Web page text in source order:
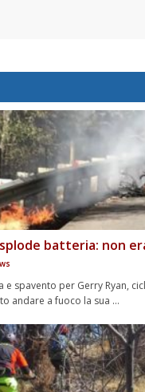
batteria: non
e spavento per Gerry Ryan,
andare a fuoco la sua …